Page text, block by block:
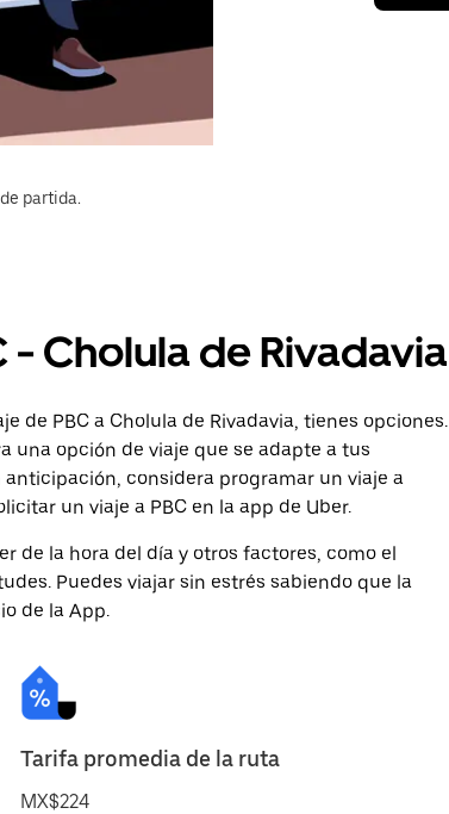
partida.
Cholula de Rivadavia
de PBC a Cholula de Rivadavia, tienes opciones.
una opción de viaje que se adapte a tus
considera programar un viaje a
un viaje a PBC en la app de Uber.
de la hora del día y otros factores, como el
Puedes viajar sin estrés sabiendo que la
de la App.
Tarifa promedia de la ruta
MX$224